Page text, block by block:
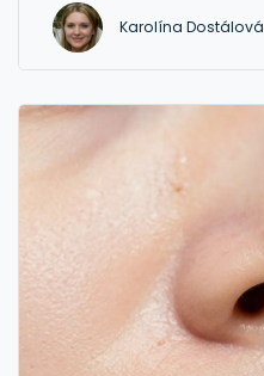
Karolína Dostálová